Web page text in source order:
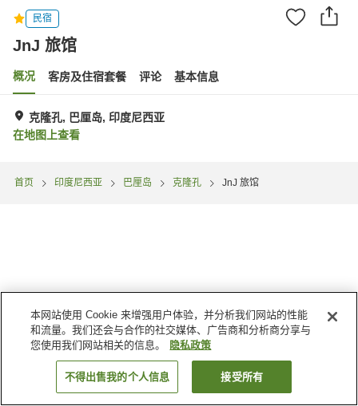
民宿
JnJ 旅馆
概况 客房及住宿套餐 评论 基本信息
克隆孔, 巴厘岛, 印度尼西亚
在地图上查看
首页 印度尼西亚 巴厘岛 克隆孔 JnJ 旅馆
搜索客房
本网站使用 Cookie 来增强用户体验，并分析我们网站的性能
和流量。我们还会与合作的社交媒体、广告商和分析商分享与
您使用我们网站相关的信息。
隐私政策
不得出售我的个人信息 接受所有